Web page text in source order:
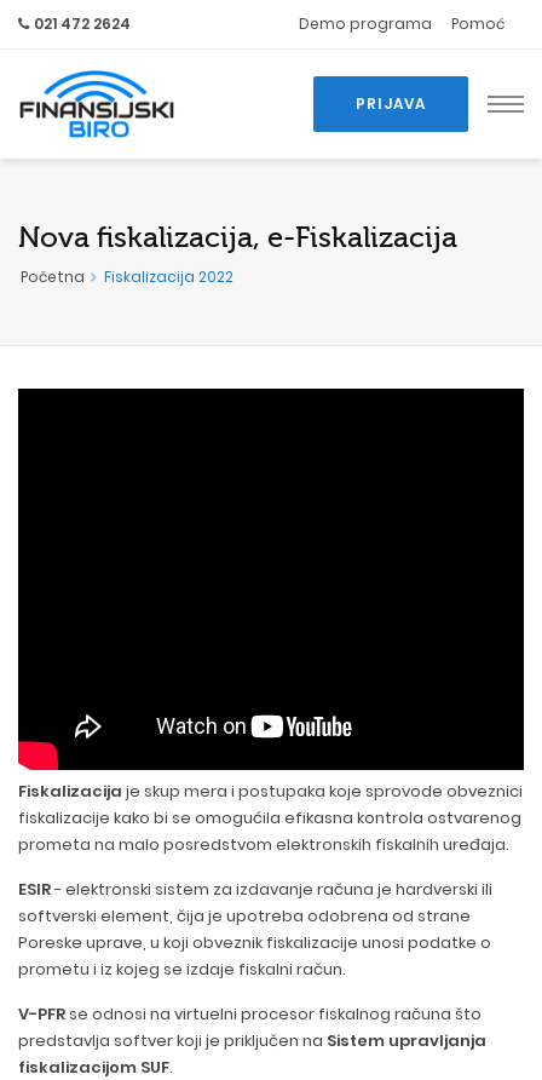
021 472 2624 Demo programa Pomoć
PRIJAVA
Nova fiskalizacija, e-Fiskalizacija
Početna Fiskalizacija 2022
Fiskalizacija je skup mera i postupaka koje sprovode obveznici
fiskalizacije kako bi se omogućila efikasna kontrola ostvarenog
prometa na malo posredstvom elektronskih fiskalnih uređaja.
ESIR- elektronski sistem za izdavanje računa je hardverski ili
softverski element, čija je upotreba odobrena od strane
Poreske uprave, u koji obveznik fiskalizacije unosi podatke o
prometu i iz kojeg se izdaje fiskalni račun.
V-PFR se odnosi na virtuelni procesor fiskalnog računa što
predstavlja softver koji je priključen na Sistem upravljanja
fiskalizacijom SUF.